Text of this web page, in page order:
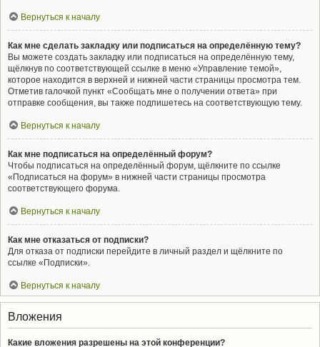
Вернуться к началу
Как мне сделать закладку или подписаться на определённую тему?
Вы можете создать закладку или подписаться на определённую тему,
щёлкнув по соответствующей ссылке в меню «Управление темой»,
которое находится в верхней и нижней части страницы просмотра тем.
Отметив галочкой пункт «Сообщать мне о получении ответа» при
отправке сообщения, вы также подпишетесь на соответствующую тему.
Вернуться к началу
Как мне подписаться на определённый форум?
Чтобы подписаться на определённый форум, щёлкните по ссылке
«Подписаться на форум» в нижней части страницы просмотра
соответствующего форума.
Вернуться к началу
Как мне отказаться от подписки?
Для отказа от подписки перейдите в личный раздел и щёлкните по
ссылке «Подписки».
Вернуться к началу
Вложения
Какие вложения разрешены на этой конференции?